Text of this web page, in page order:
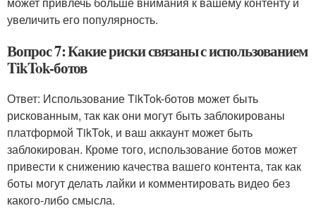
увеличить его популярность.
Вопрос 7: Какие риски связаны с использованием
TikTok-ботов
Ответ: Использование TikTok-ботов может быть
рискованным, так как они могут быть заблокированы
платформой TikTok, и ваш аккаунт может быть
заблокирован. Кроме того, использование ботов может
привести к снижению качества вашего контента, так как
боты могут делать лайки и комментировать видео без
какого-либо смысла.